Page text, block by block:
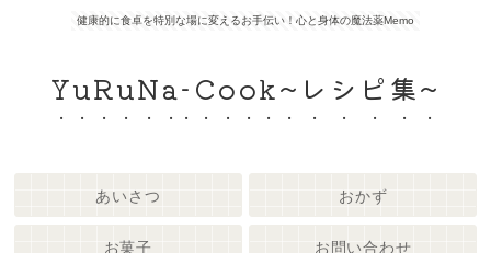
健康的に食卓を特別な場に変えるお手伝い！心と身体の魔法薬Memo
YuRuNa-Cook~レシピ集~
あいさつ おかず
お菓子 お問い合わせ